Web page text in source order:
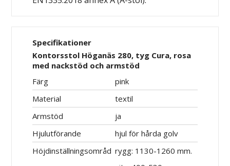
Specifikationer
Kontorsstol Höganäs 280, tyg Cura, rosa
med nackstöd och armstöd
Färg
pink
Material
textil
Armstöd
ja
Hjulutförande
hjul för hårda golv
Höjdinställningsområd rygg: 1130-1260 mm.